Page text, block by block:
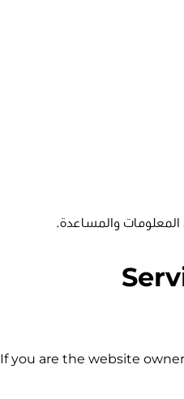
والمساعدة.
If you are the website